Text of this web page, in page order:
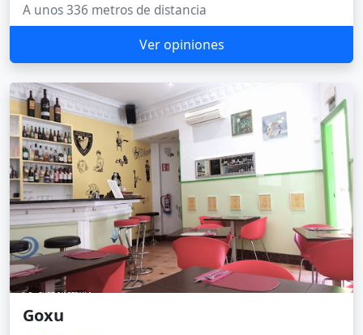
A unos 336 metros de distancia
Ver opiniones
Goxu